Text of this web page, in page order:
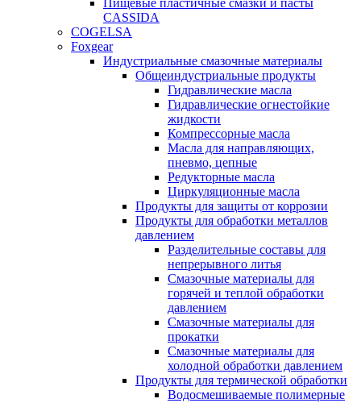
Пищевые пластичные смазки и пасты
CASSIDA
COGELSA
Foxgear
Индустриальные смазочные материалы
Общеиндустриальные продукты
Гидравлические масла
Гидравлические огнестойкие
жидкости
Компрессорные масла
Масла для направляющих,
пневмо, цепные
Редукторные масла
Циркуляционные масла
Продукты для защиты от коррозии
Продукты для обработки металлов
давлением
Разделительные составы для
непрерывного литья
Смазочные материалы для
горячей и теплой обработки
давлением
Смазочные материалы для
прокатки
Смазочные материалы для
холодной обработки давлением
Продукты для термической обработки
Водосмешиваемые полимерные